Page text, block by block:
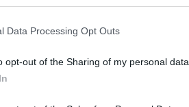
Data Processing Opt Outs
opt-out of the Sharing of my personal data.
Guerra Fria: